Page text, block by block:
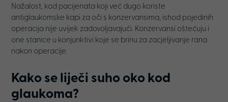
Nažalost, kod pacijenata koji već dugo koriste
antiglaukomske kapi za oči s konzervansima, ishod pojedinih
operacija nije uvijek zadovoljavajući. Konzervansi oštećuju i
one stanice u konjunktivi koje se brinu za zacjeljivanje rana
nakon operacije.
Kako se liječi suho oko kod
glaukoma?